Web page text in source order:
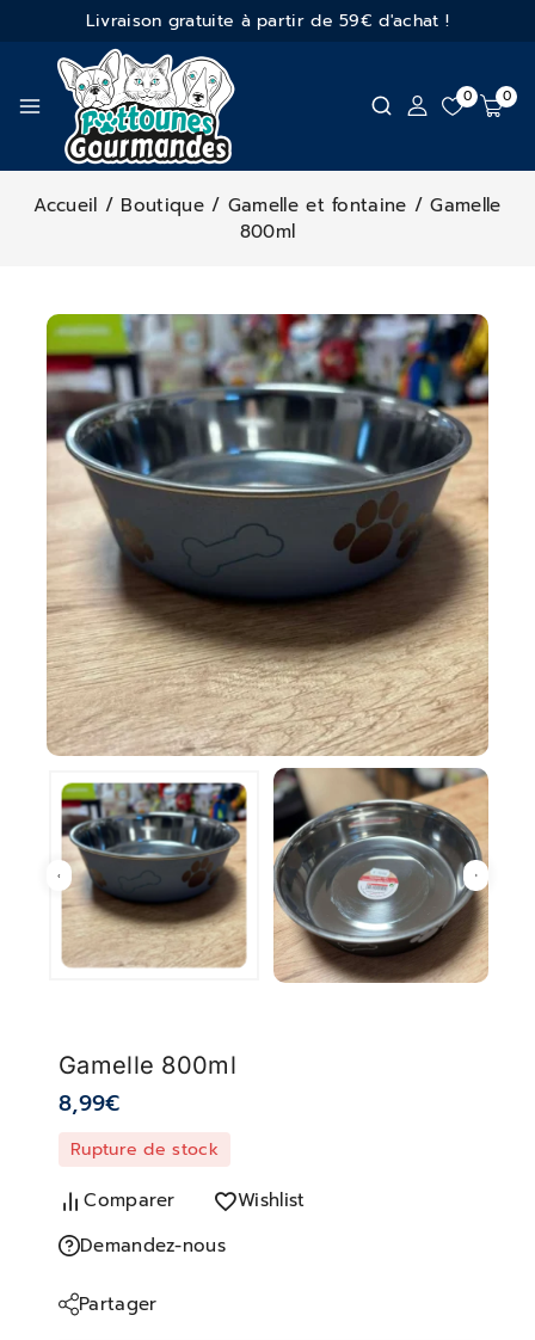
Livraison gratuite à partir de 59€ d'achat !
0 0
Accueil / Boutique / Gamelle et fontaine / Gamelle
800ml
Gamelle 800ml
8,99€
Rupture de stock
Comparer
Wishlist
Demandez-nous
Partager